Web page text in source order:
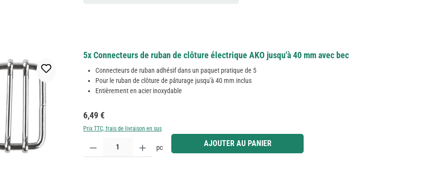
5x Connecteurs de ruban de clôture électrique AKO jusqu'à 40 mm avec bec
Connecteurs de ruban adhésif dans un paquet pratique de 5
Pour le ruban de clôture de pâturage jusqu'à 40 mm inclus
Entièrement en acier inoxydable
Prix régulier :
6,49 €
Prix TTC, frais de livraison en sus
Quantité de produit : Entrez la quantité souhaitée ou utilisez les boutons pour augmenter ou diminuer la quantité.
pc AJOUTER AU PANIER